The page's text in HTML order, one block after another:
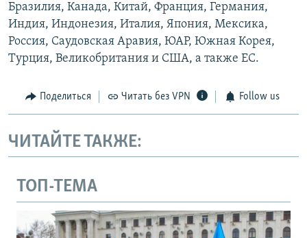
Бразилия, Канада, Китай, Франция, Германия,
Индия, Индонезия, Италия, Япония, Мексика,
Россия, Саудовская Аравия, ЮАР, Южная Корея,
Турция, Великобритания и США, а также ЕС.
Поделиться Читать без VPN Follow us
ЧИТАЙТЕ ТАКЖЕ:
ТОП-ТЕМА